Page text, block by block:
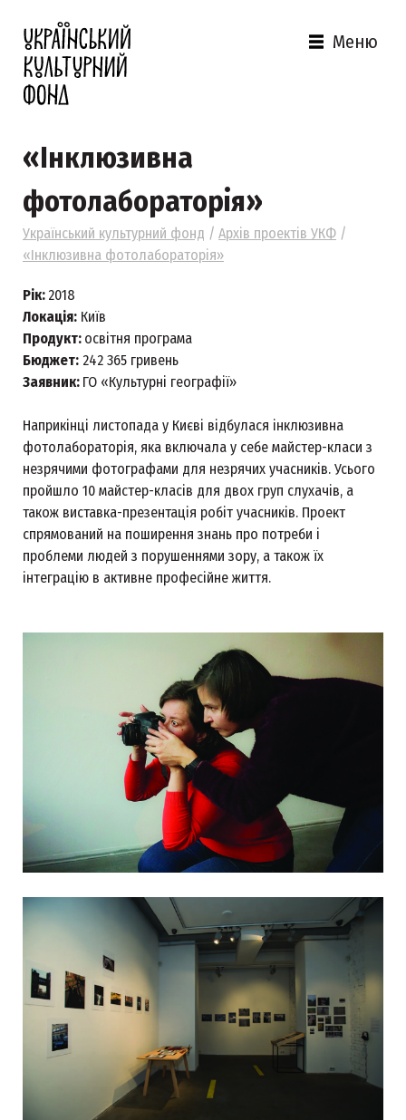
Меню
«Інклюзивна
фотолабораторія»
Український культурний фонд / Архів проектів УКФ /
«Інклюзивна фотолабораторія»
Рік: 2018
Локація: Київ
Продукт: освітня програма
Бюджет: 242 365 гривень
Заявник: ГО «Культурні географії»
Наприкінці листопада у Києві відбулася інклюзивна
фотолабораторія, яка включала у себе майстер-класи з
незрячими фотографами для незрячих учасників. Усього
пройшло 10 майстер-класів для двох груп слухачів, а
також виставка-презентація робіт учасників. Проект
спрямований на поширення знань про потреби і
проблеми людей з порушеннями зору, а також їх
інтеграцію в активне професійне життя.